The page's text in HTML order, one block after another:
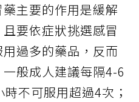
主要的作用是緩解
要依症狀挑選感冒
過多的藥品，反而
般成人建議每隔4-6
不可服用超過4次；